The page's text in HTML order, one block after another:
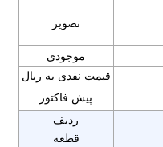
تصویر
موجودی
قیمت نقدی به ریال
پیش فاکتور
ردیف
قطعه